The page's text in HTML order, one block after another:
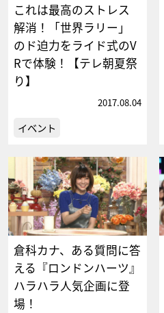
これは最高のストレス
解消！「世界ラリー」
のド迫力をライド式のV
Rで体験！【テレ朝夏祭
り】
2017.08.04
イベント
倉科カナ、ある質問に答
える『ロンドンハーツ』
ハラハラ人気企画に登
場！